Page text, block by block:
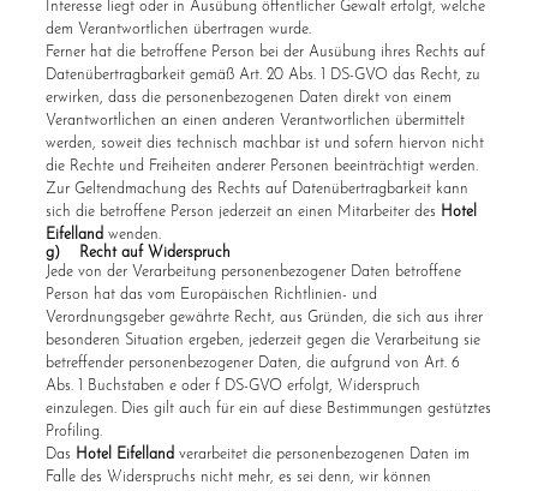
Interesse liegt oder in Ausübung öffentlicher Gewalt erfolgt, welche
dem Verantwortlichen übertragen wurde.
Ferner hat die betroffene Person bei der Ausübung ihres Rechts auf
Datenübertragbarkeit gemäß Art. 20 Abs. 1 DS-GVO das Recht, zu
erwirken, dass die personenbezogenen Daten direkt von einem
Verantwortlichen an einen anderen Verantwortlichen übermittelt
werden, soweit dies technisch machbar ist und sofern hiervon nicht
die Rechte und Freiheiten anderer Personen beeinträchtigt werden.
Zur Geltendmachung des Rechts auf Datenübertragbarkeit kann
sich die betroffene Person jederzeit an einen Mitarbeiter des Hotel
Eifelland wenden.
g) Recht auf Widerspruch
Jede von der Verarbeitung personenbezogener Daten betroffene
Person hat das vom Europäischen Richtlinien- und
Verordnungsgeber gewährte Recht, aus Gründen, die sich aus ihrer
besonderen Situation ergeben, jederzeit gegen die Verarbeitung sie
betreffender personenbezogener Daten, die aufgrund von Art. 6
Abs. 1 Buchstaben e oder f DS-GVO erfolgt, Widerspruch
einzulegen. Dies gilt auch für ein auf diese Bestimmungen gestütztes
Profiling.
Das Hotel Eifelland verarbeitet die personenbezogenen Daten im
Falle des Widerspruchs nicht mehr, es sei denn, wir können